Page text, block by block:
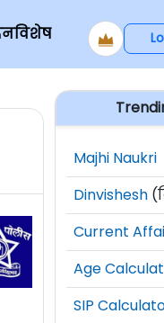
Majhi Naukri
Dinvishesh
Current
Age
SIP